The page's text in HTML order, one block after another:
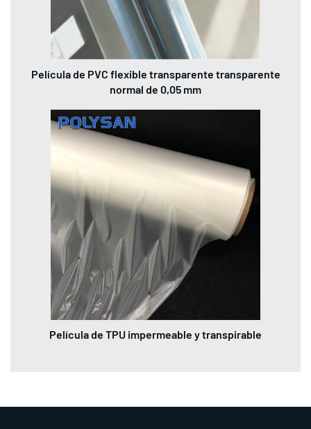
Película de PVC flexible transparente transparente
normal de 0,05 mm
Película de TPU impermeable y transpirable